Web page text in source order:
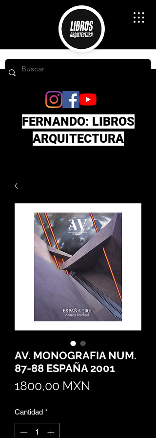
FERNANDO: LIBROS
ARQUITECTURA
AV. MONOGRAFIA NUM.
87-88 ESPAÑA 2001
1800,00 MXN
Cantidad *